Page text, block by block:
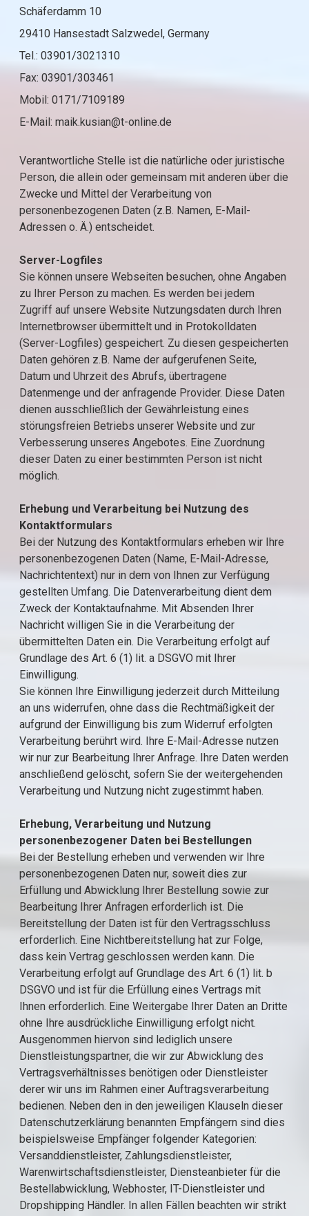
Schäferdamm 10
29410 Hansestadt Salzwedel, Germany
Tel.: 03901/3021310
Fax: 03901/303461
Mobil: 0171/7109189
E-Mail: maik.kusian@t-online.de
Verantwortliche Stelle ist die natürliche oder juristische
Person, die allein oder gemeinsam mit anderen über die
Zwecke und Mittel der Verarbeitung von
personenbezogenen Daten (z.B. Namen, E-Mail-
Adressen o. Ä.) entscheidet.
Server-Logfiles
Sie können unsere Webseiten besuchen, ohne Angaben
zu Ihrer Person zu machen. Es werden bei jedem
Zugriff auf unsere Website Nutzungsdaten durch Ihren
Internetbrowser übermittelt und in Protokolldaten
(Server-Logfiles) gespeichert. Zu diesen gespeicherten
Daten gehören z.B. Name der aufgerufenen Seite,
Datum und Uhrzeit des Abrufs, übertragene
Datenmenge und der anfragende Provider. Diese Daten
dienen ausschließlich der Gewährleistung eines
störungsfreien Betriebs unserer Website und zur
Verbesserung unseres Angebotes. Eine Zuordnung
dieser Daten zu einer bestimmten Person ist nicht
möglich.
Erhebung und Verarbeitung bei Nutzung des
Kontaktformulars
Bei der Nutzung des Kontaktformulars erheben wir Ihre
personenbezogenen Daten (Name, E-Mail-Adresse,
Nachrichtentext) nur in dem von Ihnen zur Verfügung
gestellten Umfang. Die Datenverarbeitung dient dem
Zweck der Kontaktaufnahme. Mit Absenden Ihrer
Nachricht willigen Sie in die Verarbeitung der
übermittelten Daten ein. Die Verarbeitung erfolgt auf
Grundlage des Art. 6 (1) lit. a DSGVO mit Ihrer
Einwilligung.
Sie können Ihre Einwilligung jederzeit durch Mitteilung
an uns widerrufen, ohne dass die Rechtmäßigkeit der
aufgrund der Einwilligung bis zum Widerruf erfolgten
Verarbeitung berührt wird. Ihre E-Mail-Adresse nutzen
wir nur zur Bearbeitung Ihrer Anfrage. Ihre Daten werden
anschließend gelöscht, sofern Sie der weitergehenden
Verarbeitung und Nutzung nicht zugestimmt haben.
Erhebung, Verarbeitung und Nutzung
personenbezogener Daten bei Bestellungen
Bei der Bestellung erheben und verwenden wir Ihre
personenbezogenen Daten nur, soweit dies zur
Erfüllung und Abwicklung Ihrer Bestellung sowie zur
Bearbeitung Ihrer Anfragen erforderlich ist. Die
Bereitstellung der Daten ist für den Vertragsschluss
erforderlich. Eine Nichtbereitstellung hat zur Folge,
dass kein Vertrag geschlossen werden kann. Die
Verarbeitung erfolgt auf Grundlage des Art. 6 (1) lit. b
DSGVO und ist für die Erfüllung eines Vertrags mit
Ihnen erforderlich. Eine Weitergabe Ihrer Daten an Dritte
ohne Ihre ausdrückliche Einwilligung erfolgt nicht.
Ausgenommen hiervon sind lediglich unsere
Dienstleistungspartner, die wir zur Abwicklung des
Vertragsverhältnisses benötigen oder Dienstleister
derer wir uns im Rahmen einer Auftragsverarbeitung
bedienen. Neben den in den jeweiligen Klauseln dieser
Datenschutzerklärung benannten Empfängern sind dies
beispielsweise Empfänger folgender Kategorien:
Versanddienstleister, Zahlungsdienstleister,
Warenwirtschaftsdienstleister, Diensteanbieter für die
Bestellabwicklung, Webhoster, IT-Dienstleister und
Dropshipping Händler. In allen Fällen beachten wir strikt